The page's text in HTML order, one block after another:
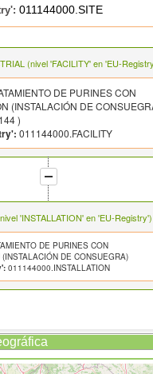
011144000.SITE
(nivel 'FACILITY' en 'EU-
DE PURINES CON
(INSTALACIÓN DE
)
011144000.FACILITY
'INSTALLATION' en 'EU-Registry')
DE PURINES CON
DE CONSUEGRA)
011144000.INSTALLATION